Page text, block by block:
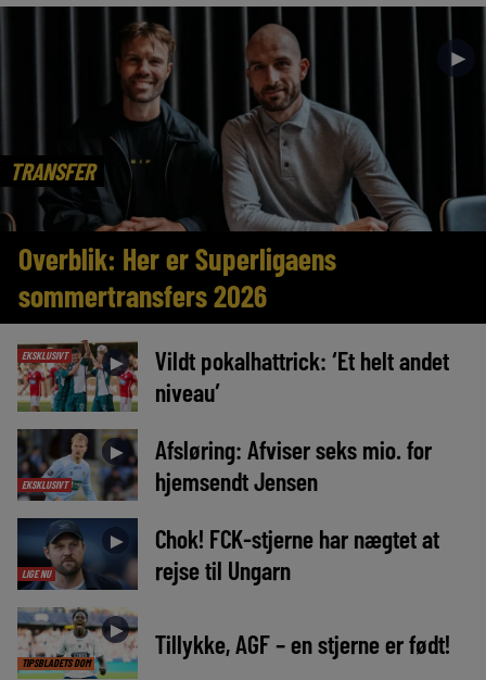
TRANSFER
►
Overblik: Her er Superligaens
sommertransfers 2026
EKSKLUSIVT ►
Vildt pokalhattrick: ‘Et helt andet
niveau’
EKSKLUSIVT
►
Afsløring: Afviser seks mio. for
hjemsendt Jensen
LIGE NU
►
Chok! FCK-stjerne har nægtet at
rejse til Ungarn
TIPSBLADETS DOM
► Tillykke, AGF – en stjerne er født!